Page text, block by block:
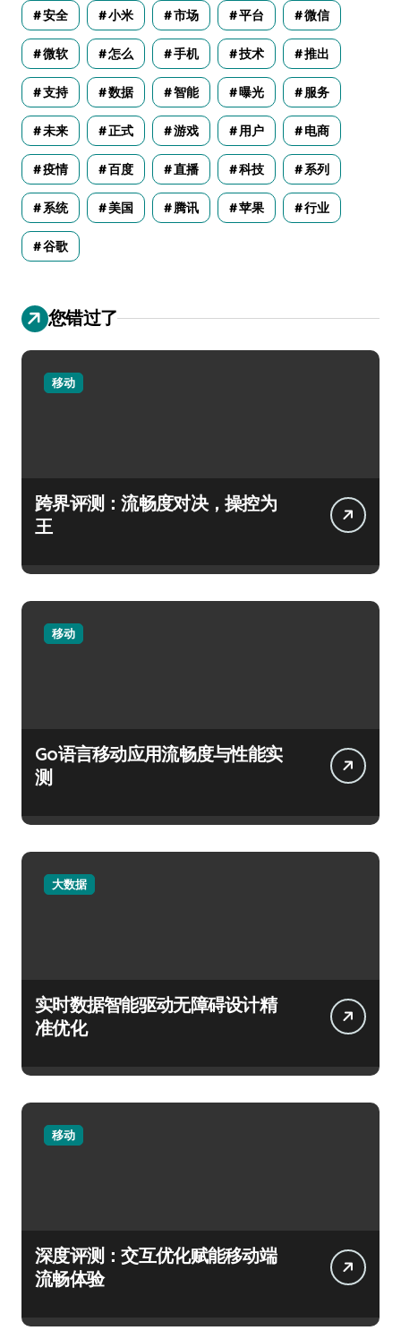
安全 小米 市场 平台 微信
微软 怎么 手机 技术 推出
支持 数据 智能 曝光 服务
未来 正式 游戏 用户 电商
疫情 百度 直播 科技 系列
系统 美国 腾讯 苹果 行业
谷歌
您错过了
移动
跨界评测：流畅度对决，操控为
王
移动
Go语言移动应用流畅度与性能实
测
大数据
实时数据智能驱动无障碍设计精
准优化
移动
深度评测：交互优化赋能移动端
流畅体验